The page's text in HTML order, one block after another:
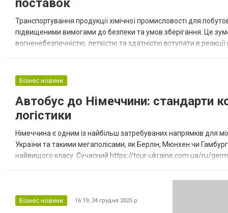
в с...
поставок
Транспортування продукції хімічної промисловості для
підвищеними вимогами до безпеки та умов зберігання. Це
вогненебезпечністю, леткістю та здатністю вступати в
Бізнес новини
Автобус до Німеччини: стандарти
логістики
Німеччина є одним із найбільш затребуваних напрямків для
України та такими мегаполісами, як Берлін, Мюнхен чи
найвищого класу. Сучасний https://tour-ukraine.com.ua/ru/
Бізнес новини 16:19, 24 грудня 2025 р.